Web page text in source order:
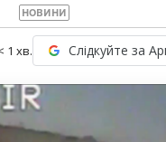
НОВИНИ
1 хв. Слідкуйте за